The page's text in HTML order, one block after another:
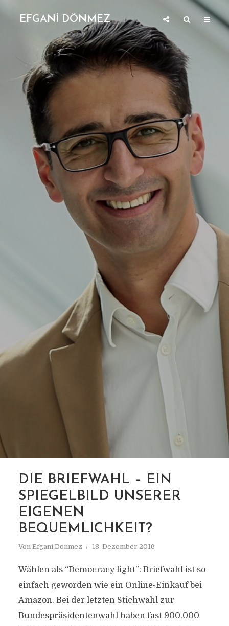
EFGANİ DÖNMEZ
DIE BRIEFWAHL – EIN
SPIEGELBILD UNSERER
EIGENEN
BEQUEMLICHKEIT?
Von Efgani Dönmez 18. Dezember 2016
Wählen als “Democracy light”: Briefwahl ist so
einfach geworden wie ein Online-Einkauf bei
Amazon. Bei der letzten Stichwahl zur
Bundespräsidentenwahl haben fast 900.000